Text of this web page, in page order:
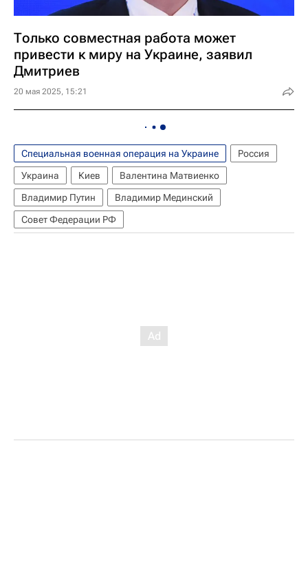
Только совместная работа может
привести к миру на Украине, заявил
Дмитриев
20 мая 2025, 15:21
Специальная военная операция на Украине
Россия
Украина
Киев
Валентина Матвиенко
Владимир Путин
Владимир Мединский
Совет Федерации РФ